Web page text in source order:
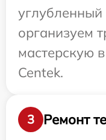
организуем
мастерскую
Centek.
3
Ремонт